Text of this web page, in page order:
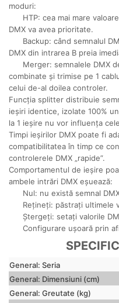
moduri:
HTP: cea mai mare
DMX va avea prioritate.
Backup: când semnalul
DMX din intrarea B preia
Merger: semnalele DMX
combinate și trimise pe 1
celui de-al doilea controler.
Funcția splitter distribuie
ieșiri identice, izolate 100%
la 1 ieșire nu vor influența
Timpi ieșirilor DMX poate fi
compatibilitatea în timp ce
controlerele DMX „rapide”.
Comportamentul de ieșire
ambele intrări DMX eșuează:
Nul: nu există semnal
Rețineți: păstrați ultimele
Ștergeți: setați valorile
Configurare ușoară prin
General: Seria
General: Dimensiuni (cm)
General: Greutate (kg)